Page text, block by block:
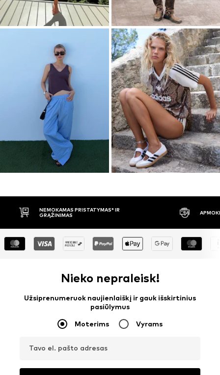
APMOKĖJIMAS PRISTAČIUS 30 DIENŲ
Nieko nepraleisk!
Užsiprenumeruok naujienlaiškį ir gauk išskirtinius
pasiūlymus
Moterims Vyrams
Tavo el. pašto adresas